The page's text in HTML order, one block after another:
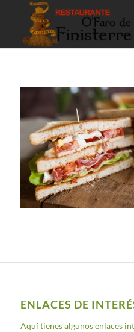
ENLACES DE
Aquí tienes algunos enlaces